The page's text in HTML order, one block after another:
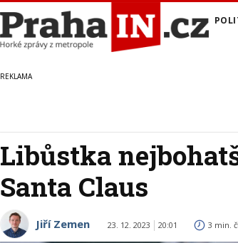
Libůstka
Santa Claus
Jiří Zemen 23. 12. 2023 20:01 3 min.